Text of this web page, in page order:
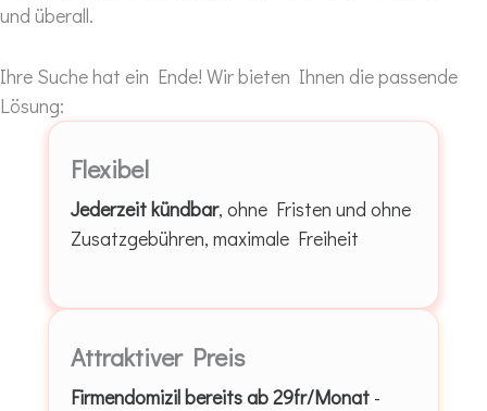
und überall.
Ihre Suche hat ein Ende! Wir bieten Ihnen die passende
Lösung:
Flexibel
Jederzeit kündbar, ohne Fristen und ohne
Zusatzgebühren, maximale Freiheit
Attraktiver Preis
Firmendomizil bereitsab 29fr/Monat -